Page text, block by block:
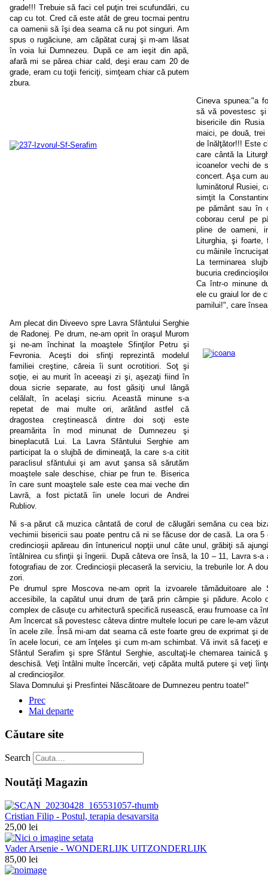
grade!!! Trebuie să faci cel puţin trei scufundări, cu
cap cu tot. Cred că este atât de greu tocmai pentru
ca oamenii să îşi dea seama că nu pot singuri. Am
spus o rugăciune, am căpătat curaj şi m-am lăsat
în voia lui Dumnezeu. După ce am ieşit din apă,
afară mi se părea chiar cald, deşi erau cam 20 de
grade, eram cu toţii fericiţi, simţeam chiar că putem
zbura.
Cineva spunea:"a
să vă povestesc
bisericile din
maici, pe două,
de înălţător!!! Este
care cântă la
icoanelor vechi de
concert. Aşa cum
luminătorul Rusiei,
simţit la
pe pământ sau în
coborau cerul pe
pline de oameni,
Liturghia, şi
cu mâinile
La terminarea
bucuria
Ca într-o minune
ele cu graiul lor de
pamilui!", care
Am plecat din Diveevo spre Lavra Sfântului Serghie
de Radonej. Pe drum, ne-am oprit în oraşul Murom
şi ne-am închinat la moaştele Sfinţilor Petru şi
Fevronia. Aceşti doi sfinţi reprezintă modelul
familiei creştine, căreia îi sunt ocrotitiori. Soţ şi
soţie, ei au murit în aceeaşi zi şi, aşezaţi fiind în
doua sicrie separate, au fost găsiţi unul lângă
celălalt, în acelaşi sicriu. Această minune s-a
repetat de mai multe ori, arătând astfel că
dragostea creştinească dintre doi soţi este
preamărita în mod minunat de Dumnezeu şi
bineplacută Lui. La Lavra Sfântului Serghie am
participat la o slujbă de dimineaţă, la care s-a citit
paraclisul sfăntului şi am avut şansa să sărutăm
moaştele sale deschise, chiar pe frun te. Biserica
în care sunt moaştele sale este cea mai veche din
Lavră, a fost pictată îin unele locuri de Andrei
Rubliov.
Ni s-a părut că muzica cântată de corul de călugări semăna cu cea
vechimii bisericii sau poate pentru că ni se făcuse dor de casă. La ora 5
credincioşii apăreau din întunericul nopţii unul câte unul, grăbiţi să
întâlnirea cu sfinţii şi îngerii. După câteva ore însă, la 10 – 11, Lavra s-a
fotografiau de zor. Credincioşii plecaseră la serviciu, la treburile lor. A
zori.
Pe drumul spre Moscova ne-am oprit la izvoarele tămăduitoare ale
accesibile, la capătul unui drum de ţară prin câmpie şi pădure. Acolo
complex de căsuţe cu arhitectură specifică rusească, erau frumoase ca
Am încercat să povestesc câteva dintre multele locuri pe care le-am
în acele zile. Însă mi-am dat seama că este foarte greu de exprimat şi
în acele locuri, ce am înţeles şi cum m-am schimbat. Vă invit să faceţi
Sfântul Serafim şi spre Sfântul Serghie, ascultaţi-le chemarea
deschisă. Veţi întâlni multe încercări, veţi căpăta multă putere şi veţi
al credincioşilor.
Slava Domnului şi Presfintei Născătoare de Dumnezeu pentru toate!"
Prec
Mai departe
Căutare site
Search
Noutăți Magazin
Cristian Filip - Postul, terapia desavarsita
25,00 lei
Vader Arsenie - WONDERLIJK UITZONDERLIJK
85,00 lei